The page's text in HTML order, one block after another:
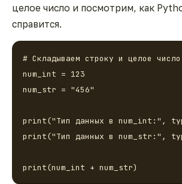
целое число и посмотрим, как
справится.
# Складываем строку и целое число
num_int = 123
num_str = "456"
print("Тип данных в num_int:",
print("Тип данных в num_str:",